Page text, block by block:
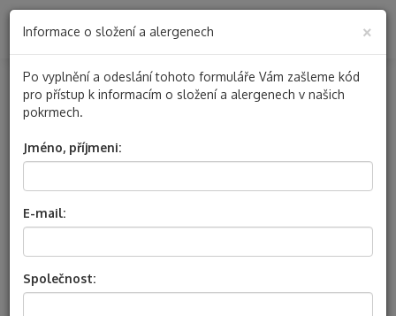
Chlazená jídla
32. týden 2026
34. týden 2026
Kontaktní ůdaje
×
Informace o složení a alergenech
Po vyplnění a odeslání tohoto formuláře Vám zašleme kód
pro přístup k informacím o složení a alergenech v našich
pokrmech.
Jméno, příjmeni:
E-mail:
Společnost: